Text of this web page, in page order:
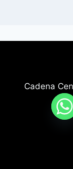
Cadena